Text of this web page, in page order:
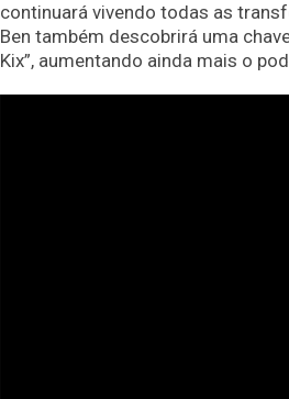
continuará vivendo todas as
Ben também descobrirá uma
Kix”, aumentando ainda mais o